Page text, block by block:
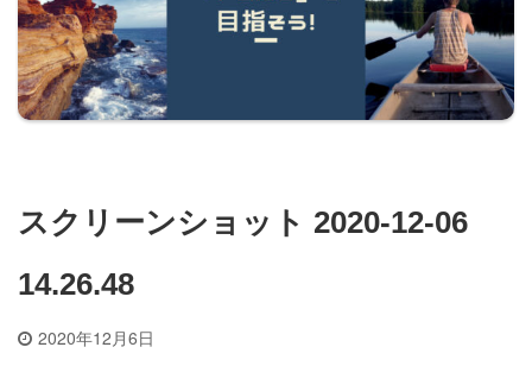
スクリーンショット 2020-12-06
14.26.48
2020年12月6日